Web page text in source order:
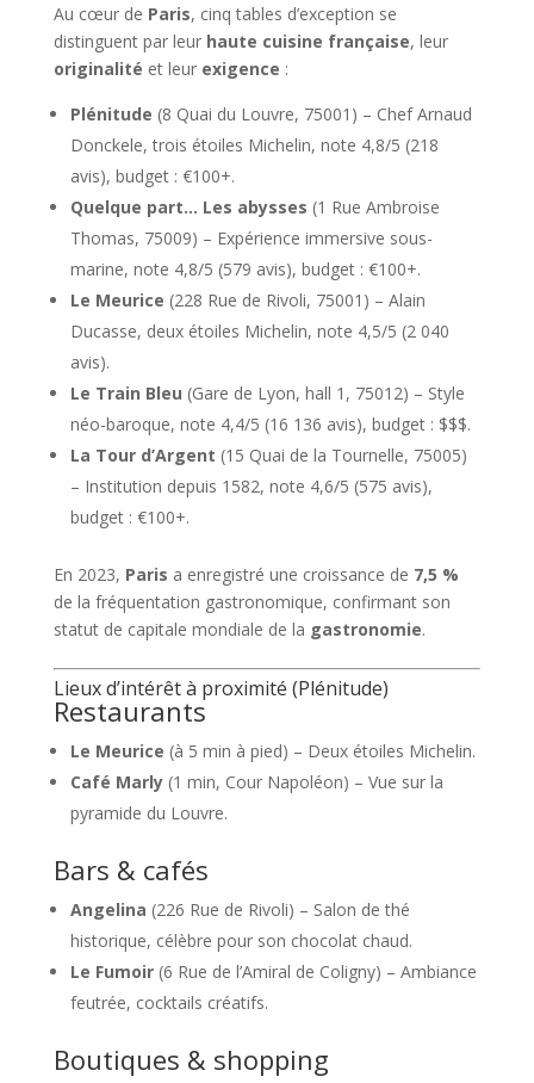
Au cœur de Paris, cinq tables d’exception se
distinguent par leur haute cuisine française, leur
originalité et leur exigence :
Plénitude (8 Quai du Louvre, 75001) – Chef Arnaud
Donckele, trois étoiles Michelin, note 4,8/5 (218
avis), budget : €100+.
Quelque part… Les abysses (1 Rue Ambroise
Thomas, 75009) – Expérience immersive sous-
marine, note 4,8/5 (579 avis), budget : €100+.
Le Meurice (228 Rue de Rivoli, 75001) – Alain
Ducasse, deux étoiles Michelin, note 4,5/5 (2 040
avis).
Le Train Bleu (Gare de Lyon, hall 1, 75012) – Style
néo-baroque, note 4,4/5 (16 136 avis), budget : $$$.
La Tour d’Argent (15 Quai de la Tournelle, 75005)
– Institution depuis 1582, note 4,6/5 (575 avis),
budget : €100+.
En 2023, Paris a enregistré une croissance de 7,5 %
de la fréquentation gastronomique, confirmant son
statut de capitale mondiale de la gastronomie.
Lieux d’intérêt à proximité (Plénitude)
Restaurants
Le Meurice (à 5 min à pied) – Deux étoiles Michelin.
Café Marly(1 min, Cour Napoléon) – Vue sur la
pyramide du Louvre.
Bars & cafés
Angelina (226 Rue de Rivoli) – Salon de thé
historique, célèbre pour son chocolat chaud.
Le Fumoir(6 Rue de l’Amiral de Coligny) – Ambiance
feutrée, cocktails créatifs.
Boutiques & shopping